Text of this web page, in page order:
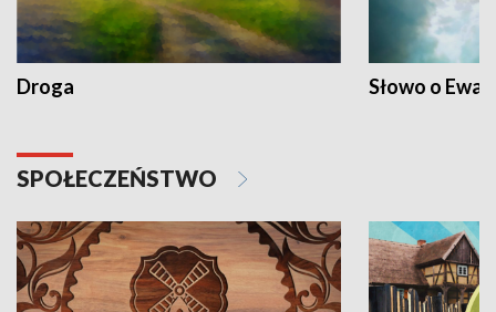
Droga Słowo o
SPOŁECZEŃSTWO